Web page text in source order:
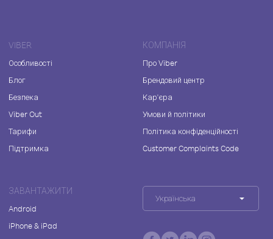
VIBER
Особливості
Блог
Безпека
Viber Out
Тарифи
Підтримка
КОМПАНІЯ
Про Viber
Брендовий центр
Кар'єра
Умови й політики
Політика конфіденційності
Customer Complaints Code
ЗАВАНТАЖИТИ
Android
iPhone & iPad
Українська